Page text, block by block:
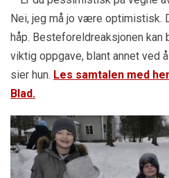
Nei, jeg må jo være optimistisk.
håp. Besteforeldreaksjonen kan
viktig oppgave, blant annet ved
sier hun. Les samtalen med
Blad.